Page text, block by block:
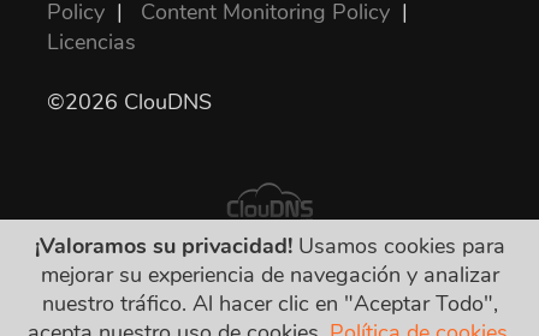
Policy | Content Monitoring Policy |
Licencias
©2026 ClouDNS
Todos los precios son finales e incluyen todos
los impuestos requeridos. ¡No hay otros
¡Valoramos su privacidad!Usamos cookies para
mejorar su experiencia de navegación y analizar
nuestro tráfico. Al hacer clic en "Aceptar Todo",